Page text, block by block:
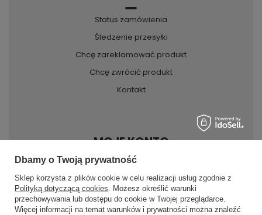
Status zamówienia
Śledzenie przesyłki
Chcę zareklamować produkt
Chcę zwrócić produkt
Kontakt
MOJE KONTO
INFORMACJE
×
✨ Asystent zakupowy
Dbamy o Twoją prywatność
Sklep korzysta z plików cookie w celu realizacji usług zgodnie z
Polityką dotyczącą cookies. Możesz określić warunki
przechowywania lub dostępu do cookie w Twojej przeglądarce.
Więcej informacji na temat warunków i prywatności można znaleźć